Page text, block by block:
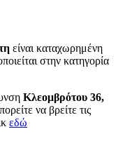
είναι καταχωρημένη
στην κατηγορία
Κλεομβρότου 36,
να βρείτε τις
εδώ